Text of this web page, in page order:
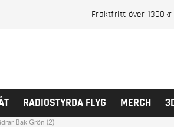
Fraktfritt över
RADIOSTYRDA FLYG MERCH
Bak Grön (2)